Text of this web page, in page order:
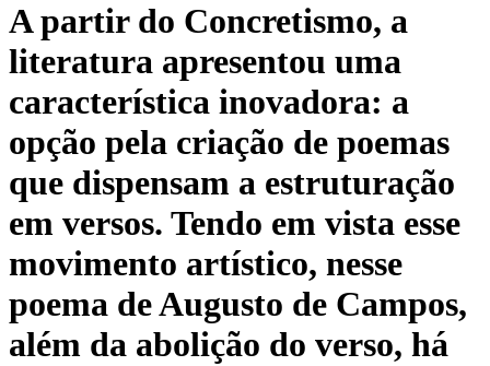
A partir do Concretismo, a
literatura apresentou uma
característica inovadora: a
opção pela criação de poemas
que dispensam a estruturação
em versos. Tendo em vista esse
movimento artístico, nesse
poema de Augusto de Campos,
além da abolição do verso, há